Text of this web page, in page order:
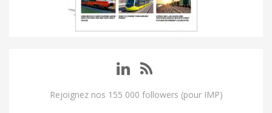
Rejoignez nos 155 000 followers (pour IMP)